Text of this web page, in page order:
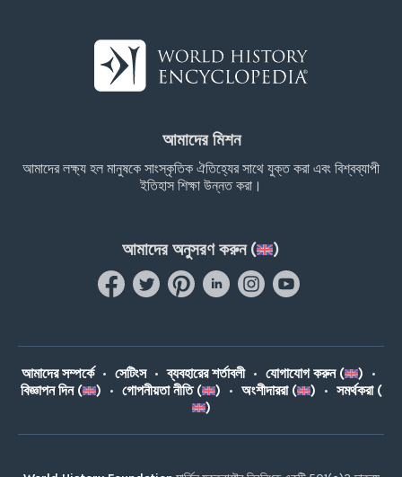
আমাদের মিশন
আমাদের লক্ষ্য হল মানুষকে সাংস্কৃতিক ঐতিহ্যের সাথে যুক্ত করা এবং বিশ্বব্যাপী
ইতিহাস শিক্ষা উন্নত করা।
আমাদের অনুসরণ করুন ( )
আমাদের সম্পর্কে • সেটিংস • ব্যবহারের শর্তাবলী • যোগাযোগ করুন ( ) •
বিজ্ঞাপন দিন (
) • গোপনীয়তা নীতি ( ) • অংশীদাররা ( ) • সমর্থকরা (
)